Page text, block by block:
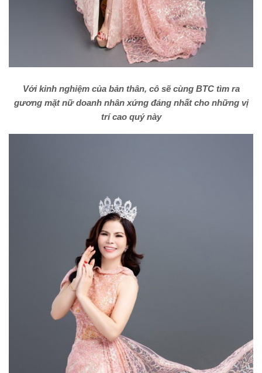
Với kinh nghiệm của bản thân, cô sẽ cùng BTC tìm ra
gương mặt nữ doanh nhân xứng đáng nhất cho những vị
trí cao quý này